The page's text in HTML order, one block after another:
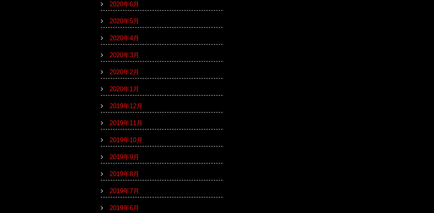
2020年6月
2020年5月
2020年4月
2020年3月
2020年2月
2020年1月
2019年12月
2019年11月
2019年10月
2019年9月
2019年8月
2019年7月
2019年6月